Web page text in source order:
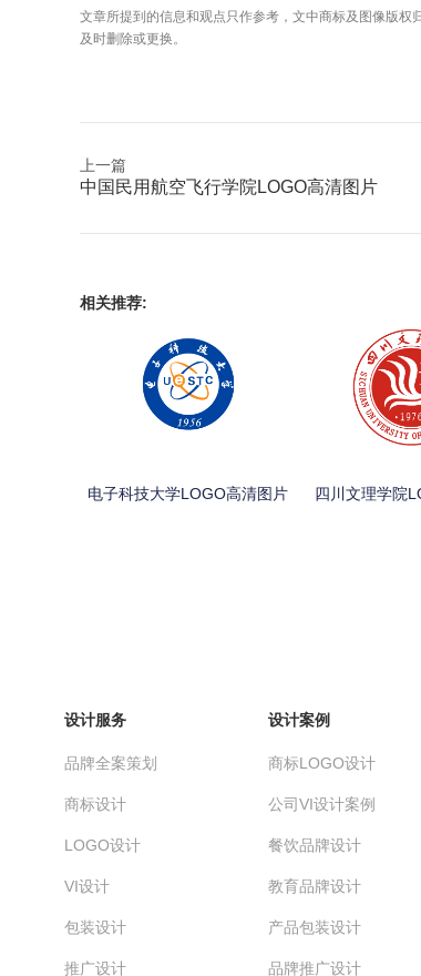
文章所提到的信息和观点只作参考，文中商标及图像版
及时删除或更换。
上一篇
中国民用航空飞行学院LOGO高清图片
相关推荐:
电子科技大学LOGO高清图片 四川文理学院
设计服务
品牌全案策划
商标设计
LOGO设计
VI设计
包装设计
推广设计
设计案例
商标LOGO设计
公司VI设计案例
餐饮品牌设计
教育品牌设计
产品包装设计
品牌推广设计